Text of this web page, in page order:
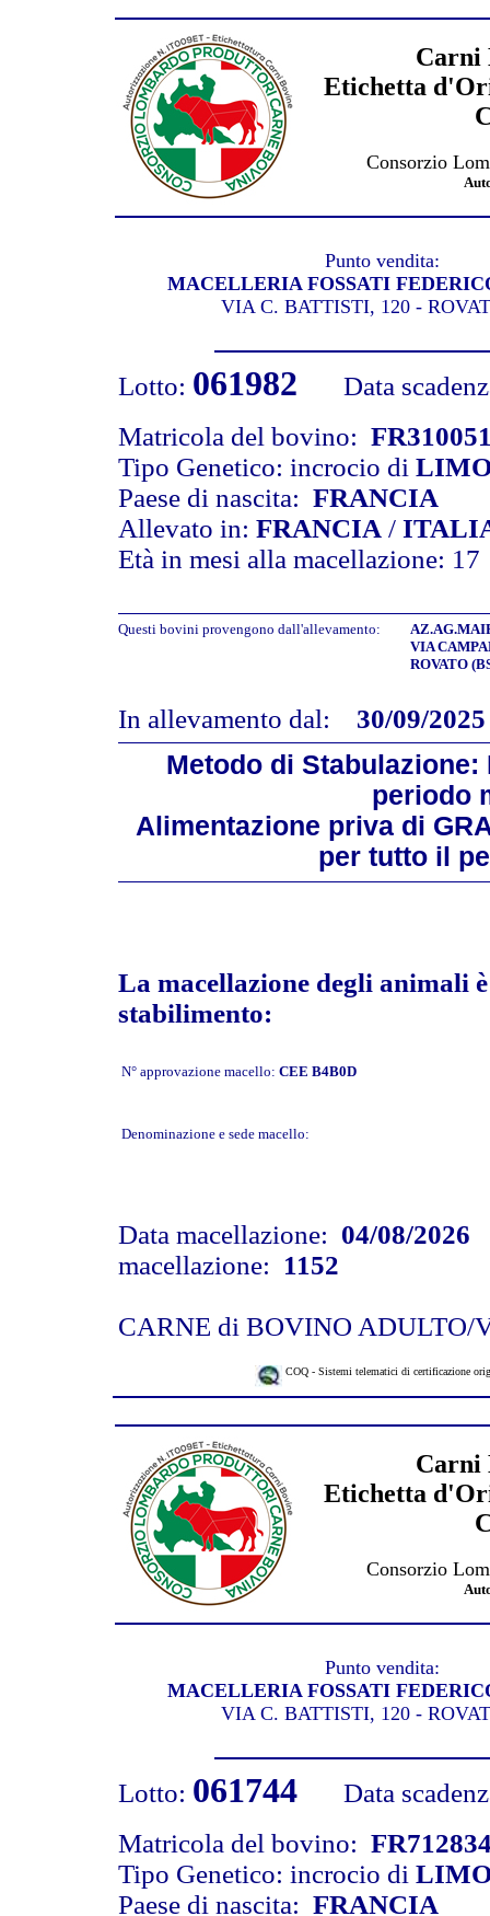
Carni
Etichetta
Consorzio
Punto vendita:
MACELLERIA FOSSATI
VIA C. BATTISTI, 120 -
Lotto: 061982 Data
Matricola del bovino:
Tipo Genetico: incrocio di
Paese di nascita: FRANCIA
Allevato in: FRANCIA /
Età in mesi alla macellazione: 17
Questi bovini provengono dall'allevamento:
VIA
ROVATO
In allevamento dal:
30/09/2025
Metodo di
periodo
Alimentazione priva di
per tutto il
La macellazione degli animali
stabilimento:
N° approvazione macello: CEE B4B0D
Denominazione e sede macello:
Data macellazione: 04/08/2026
macellazione: 1152
CARNE di BOVINO ADULTO/
COQ - Sistemi telematici di certificazione
Carni
Etichetta
Consorzio
Punto vendita:
MACELLERIA FOSSATI
VIA C. BATTISTI, 120 -
Lotto: 061744Data
Matricola del bovino:
Tipo Genetico: incrocio di
Paese di nascita: FRANCIA